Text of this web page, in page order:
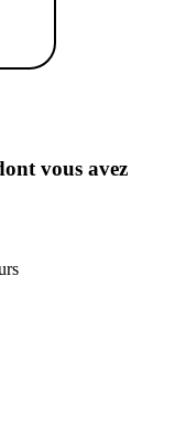
vous avez